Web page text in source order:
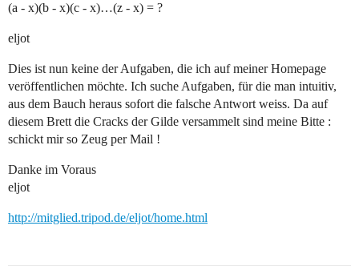
(a - x)(b - x)(c - x)…(z - x) = ?
eljot
Dies ist nun keine der Aufgaben, die ich auf meiner Homepage
veröffentlichen möchte. Ich suche Aufgaben, für die man intuitiv,
aus dem Bauch heraus sofort die falsche Antwort weiss. Da auf
diesem Brett die Cracks der Gilde versammelt sind meine Bitte :
schickt mir so Zeug per Mail !
Danke im Voraus
eljot
http://mitglied.tripod.de/eljot/home.html